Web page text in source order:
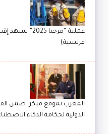
عملية “مرحبا
فرنسية)
المغرب تموقع مبكرا ضمن
الدولية لحكامة الذكاء